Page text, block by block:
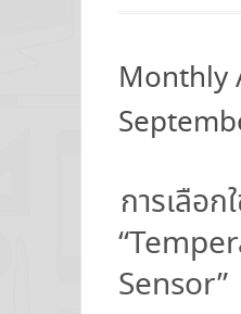
Monthly
การเลือก
Sensor”